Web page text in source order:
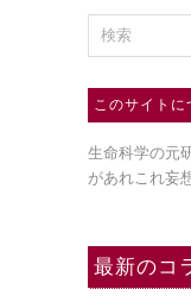
このサイトに
生命科学の元
があれこれ妄
最新のコ